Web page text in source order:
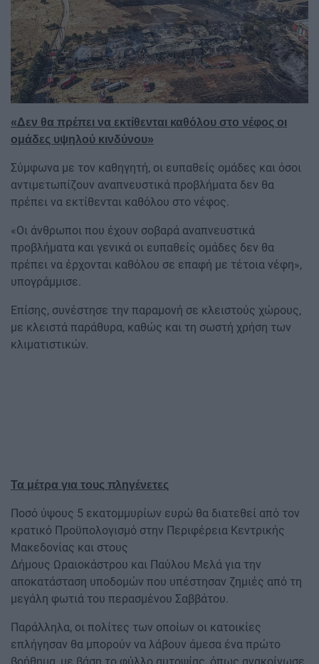
«Δεν θα πρέπει να εκτίθενται καθόλου στο νέφος οι
ομάδες υψηλού κινδύνου»
Σύμφωνα με τον καθηγητή, οι ευπαθείς ομάδες και όσοι
αντιμετωπίζουν αναπνευστικά προβλήματα δεν θα
πρέπει να εκτίθενται καθόλου στο νέφος.
«Οι άνθρωποι που έχουν σοβαρά αναπνευστικά
προβλήματα και γενικά οι ευπαθείς ομάδες δεν θα
πρέπει να έρχονται καθόλου σε επαφή με τέτοια νέφη»,
υπογράμμισε.
Επίσης, συνέστησε την παραμονή σε κλειστούς χώρους,
με κλειστά παράθυρα, καθώς και τη σωστή χρήση των
κλιματιστικών.
Τα μέτρα για τους πληγένετες
Ποσό ύψους 5 εκατομμυρίων ευρώ θα διατεθεί από τον
κρατικό Προϋπολογισμό στην Περιφέρεια Κεντρικής
Μακεδονίας και στους
Δήμους Ωραιοκάστρου και Παύλου Μελά για την
αποκατάσταση υποδομών που υπέστησαν ζημιές από τη
μεγάλη φωτιά του περασμένου Σαββάτου.
Παράλληλα, οι πολίτες των οποίων οι κατοικίες
επλήγησαν θα μπορούν να λάβουν άμεσα ένα πρώτο